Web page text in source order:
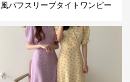
風パフスリーブタイトワンピー